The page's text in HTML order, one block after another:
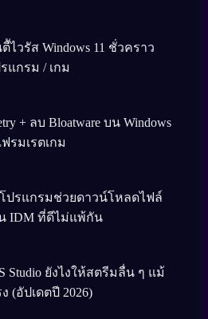
ไวรัส Windows 11 ชั่วคราว
แกรม / เกม
+ ลบ Bloatware บน Windows
ฟรมเรตเกม
ปรแกรมช่วยดาวน์โหลดไฟล์
IDM ที่ดีไม่แพ้กัน
Studio ยังไงให้สตรีมลื่น ๆ แม้
(อัปเดตปี 2026)